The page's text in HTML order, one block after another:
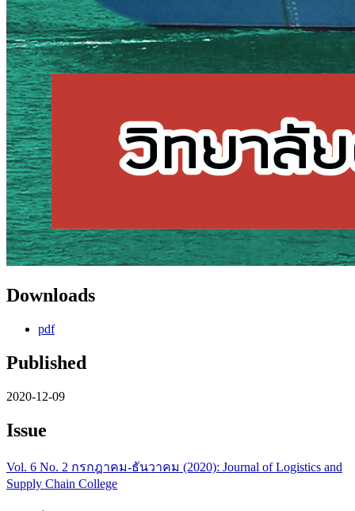
Downloads
pdf
Published
2020-12-09
Issue
Vol. 6 No. 2 กรกฎาคม-ธันวาคม (2020): Journal of Logistics and
Supply Chain College